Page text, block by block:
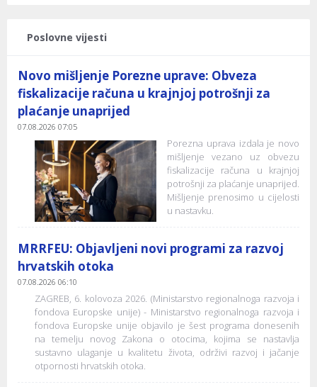
Poslovne vijesti
Novo mišljenje Porezne uprave: Obveza
fiskalizacije računa u krajnjoj potrošnji za
plaćanje unaprijed
07.08.2026 07:05
Porezna uprava izdala je novo
mišljenje vezano uz obvezu
fiskalizacije računa u krajnjoj
potrošnji za plaćanje unaprijed.
Mišljenje prenosimo u cijelosti
u nastavku.
MRRFEU: Objavljeni novi programi za razvoj
hrvatskih otoka
07.08.2026 06:10
ZAGREB, 6. kolovoza 2026. (Ministarstvo regionalnoga razvoja i
fondova Europske unije) - Ministarstvo regionalnoga razvoja i
fondova Europske unije objavilo je šest programa donesenih
na temelju novog Zakona o otocima, kojima se nastavlja
sustavno ulaganje u kvalitetu života, održivi razvoj i jačanje
otpornosti hrvatskih otoka.